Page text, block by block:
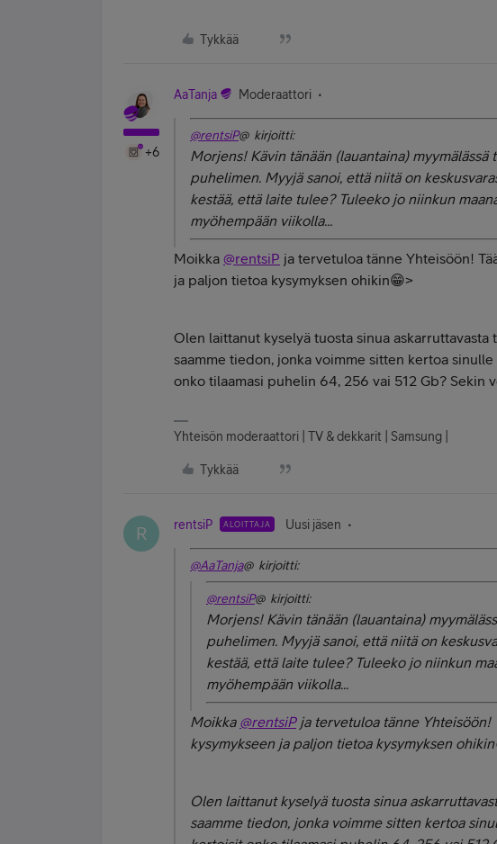
Tykkää
+6
AaTanja Moderaattori
@rentsiP@ kirjoitti:
Morjens! Kävin tänään (lauantaina) myymälässä
puhelimen. Myyjä sanoi, että niitä on
kestää, että laite tulee? Tuleeko jo niinkun
myöhempään viikolla...
Moikka @rentsiP ja tervetuloa tänne Yhteisöön!
ja paljon tietoa kysymyksen ohikin😁>
Olen laittanut kyselyä tuosta sinua
saamme tiedon, jonka voimme sitten kertoa
onko tilaamasi puhelin 64, 256 vai 512 Gb? Sekin
Yhteisön moderaattori | TV & dekkarit | Samsung |
Tykkää
R rentsiP ALOITTAJA Uusi jäsen
@AaTanja@ kirjoitti:
@rentsiP@ kirjoitti:
Morjens! Kävin tänään (lauantaina)
puhelimen. Myyjä sanoi, että niitä on
kestää, että laite tulee? Tuleeko jo niinkun
myöhempään viikolla...
Moikka @rentsiPja tervetuloa tänne Yhteisöön!
kysymykseen ja paljon tietoa kysymyksen
Olen laittanut kyselyä tuosta sinua
saamme tiedon, jonka voimme sitten kertoa